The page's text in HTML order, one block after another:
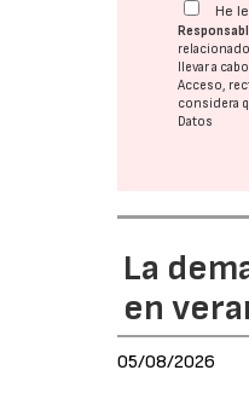
He
llevar a
Acceso,
considera
Datos
La
en
05/08/2026